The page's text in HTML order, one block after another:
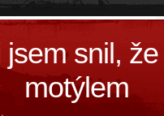
jsem snil,
motýlem